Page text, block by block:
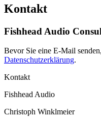
Kontakt
Fishhead Audio
Bevor Sie eine E-Mail
Datenschutzerklärung.
Kontakt
Fishhead Audio
Christoph Winklmeier